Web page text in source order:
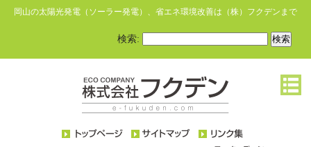
岡山の太陽光発電（ソーラー発電）、省エネ環境改善は（株）フクデンまで
検索: